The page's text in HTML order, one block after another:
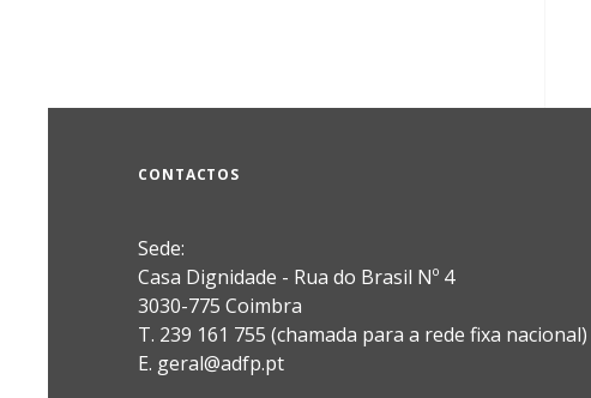
CONTACTOS
Sede:
Casa Dignidade - Rua do Brasil Nº 4
3030-775 Coimbra
T. 239 161 755 (chamada para a rede fixa nacional)
E. geral@adfp.pt